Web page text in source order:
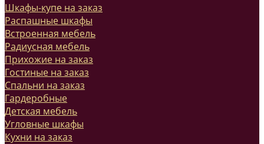
Шкафы-купе на заказ
Распашные шкафы
Встроенная мебель
Радиусная мебель
Прихожие на заказ
Гостиные на заказ
Спальни на заказ
Гардеробные
Детская мебель
Угловные шкафы
Кухни на заказ